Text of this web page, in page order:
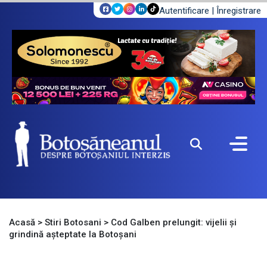
Autentificare | Înregistrare
Acasă > Stiri Botosani > Cod Galben prelungit: vijelii și
grindină așteptate la Botoșani